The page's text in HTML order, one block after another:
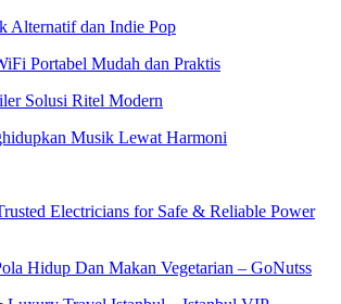
Alternatif dan Indie Pop
Portabel Mudah dan Praktis
Solusi Ritel Modern
Musik Lewat Harmoni
Electricians for Safe & Reliable Power
Hidup Dan Makan Vegetarian – GoNutss